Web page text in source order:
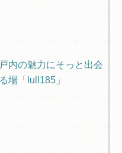
内の魅力にそっと出会
場「lull185」